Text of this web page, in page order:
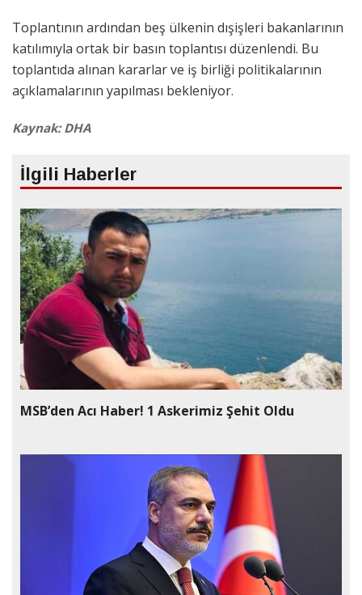
Toplantının ardından beş ülkenin dışişleri bakanlarının
katılımıyla ortak bir basın toplantısı düzenlendi. Bu
toplantıda alınan kararlar ve iş birliği politikalarının
açıklamalarının yapılması bekleniyor.
Kaynak: DHA
İlgili Haberler
MSB’den Acı Haber! 1 Askerimiz Şehit Oldu